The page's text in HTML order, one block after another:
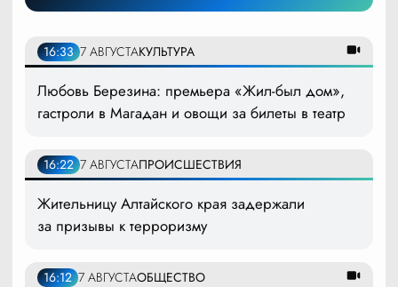
16:33 7 АВГУСТАКУЛЬТУРА
Любовь Березина: премьера «Жил-был дом»,
гастроли в Магадан и овощи за билеты в театр
16:22 7 АВГУСТАПРОИСШЕСТВИЯ
Жительницу Алтайского края задержали
за призывы к терроризму
16:12 7 АВГУСТАОБЩЕСТВО